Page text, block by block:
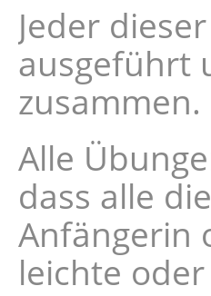
Jeder
ausgeführt
zusammen.
Alle
dass alle
Anfängerin
leichte